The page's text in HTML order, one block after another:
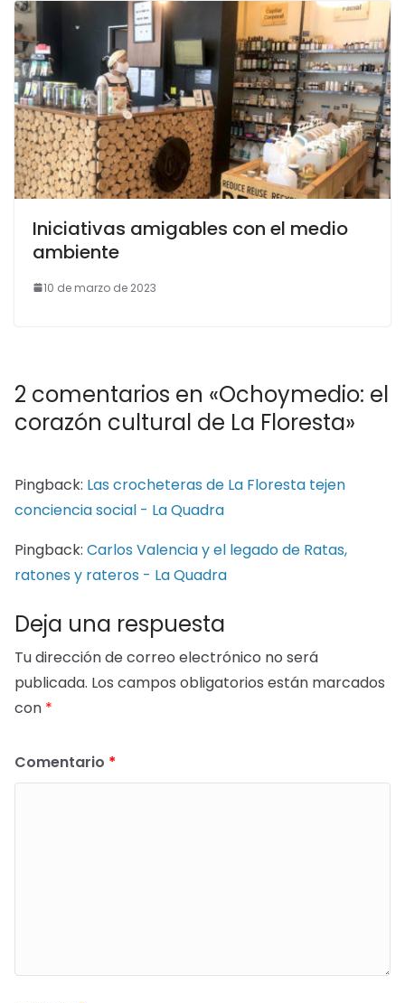
Iniciativas amigables con el medio
ambiente
10 de marzo de 2023
2 comentarios en «Ochoymedio: el
corazón cultural de La Floresta»
Pingback: Las crocheteras de La Floresta tejen
conciencia social - La Quadra
Pingback: Carlos Valencia y el legado de Ratas,
ratones y rateros - La Quadra
Deja una respuesta
Tu dirección de correo electrónico no será
publicada. Los campos obligatorios están marcados
con *
Comentario *